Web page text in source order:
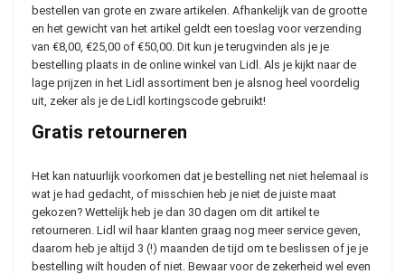
bestellen van grote en zware artikelen. Afhankelijk van de grootte
en het gewicht van het artikel geldt een toeslag voor verzending
van €8,00, €25,00 of €50,00. Dit kun je terugvinden als je je
bestelling plaats in de online winkel van Lidl. Als je kijkt naar de
lage prijzen in het Lidl assortiment ben je alsnog heel voordelig
uit, zeker als je de Lidl kortingscode gebruikt!
Gratis retourneren
Het kan natuurlijk voorkomen dat je bestelling net niet helemaal is
wat je had gedacht, of misschien heb je niet de juiste maat
gekozen? Wettelijk heb je dan 30 dagen om dit artikel te
retourneren. Lidl wil haar klanten graag nog meer service geven,
daarom heb je altijd 3 (!) maanden de tijd om te beslissen of je je
bestelling wilt houden of niet. Bewaar voor de zekerheid wel even